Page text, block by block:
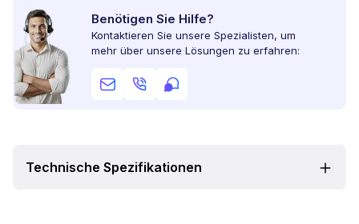
Benötigen Sie Hilfe?
Kontaktieren Sie unsere Spezialisten, um
mehr über unsere Lösungen zu erfahren:
Technische Spezifikationen